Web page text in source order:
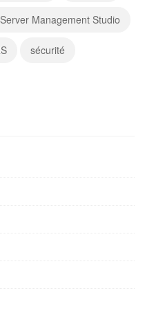
Management Studio
sécurité